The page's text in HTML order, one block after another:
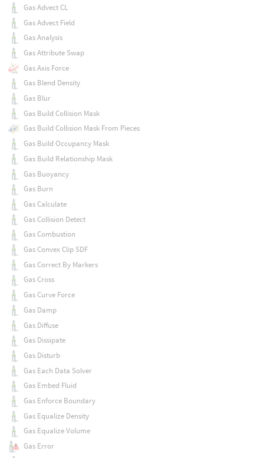
Gas Advect CL
Gas Advect Field
Gas Analysis
Gas Attribute Swap
Gas Axis Force
Gas Blend Density
Gas Blur
Gas Build Collision Mask
Gas Build Collision Mask From Pieces
Gas Build Occupancy Mask
Gas Build Relationship Mask
Gas Buoyancy
Gas Burn
Gas Calculate
Gas Collision Detect
Gas Combustion
Gas Convex Clip SDF
Gas Correct By Markers
Gas Cross
Gas Curve Force
Gas Damp
Gas Diffuse
Gas Dissipate
Gas Disturb
Gas Each Data Solver
Gas Embed Fluid
Gas Enforce Boundary
Gas Equalize Density
Gas Equalize Volume
Gas Error